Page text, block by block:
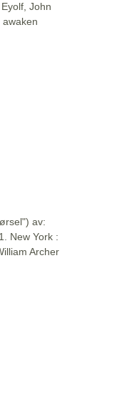
John
av:
New York :
Archer